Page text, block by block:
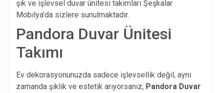
şık ve işlevsel duvar ünitesi takımları Şeşkalar
Mobilya’da sizlere sunulmaktadır.
Pandora Duvar Ünitesi
Takımı
Ev dekorasyonunuzda sadece işlevsellik değil, aynı
zamanda şıklık ve estetik arıyorsanız, Pandora Duvar